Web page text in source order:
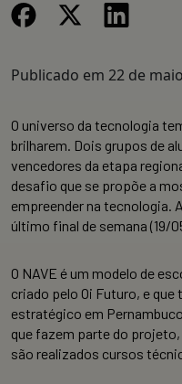
Publicado em 22 de
O universo da tecnologia
brilharem. Dois grupos de
vencedores da etapa
desafio que se propõe a
empreender na tecnologia.
último final de semana (19/
O NAVE é um modelo de
criado pelo Oi Futuro, e
estratégico em
que fazem parte do
são realizados cursos